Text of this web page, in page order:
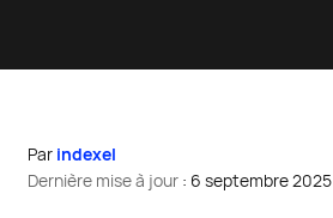
Parindexel
Dernière mise à jour: 6 septembre 2025